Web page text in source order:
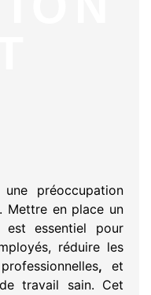
préoccupation
Mettre en place un
est essentiel pour
réduire les
, et
travail sain. Cet